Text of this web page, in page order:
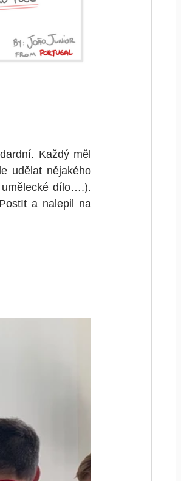
Každý měl
udělat nějakého
dílo….).
a nalepil na